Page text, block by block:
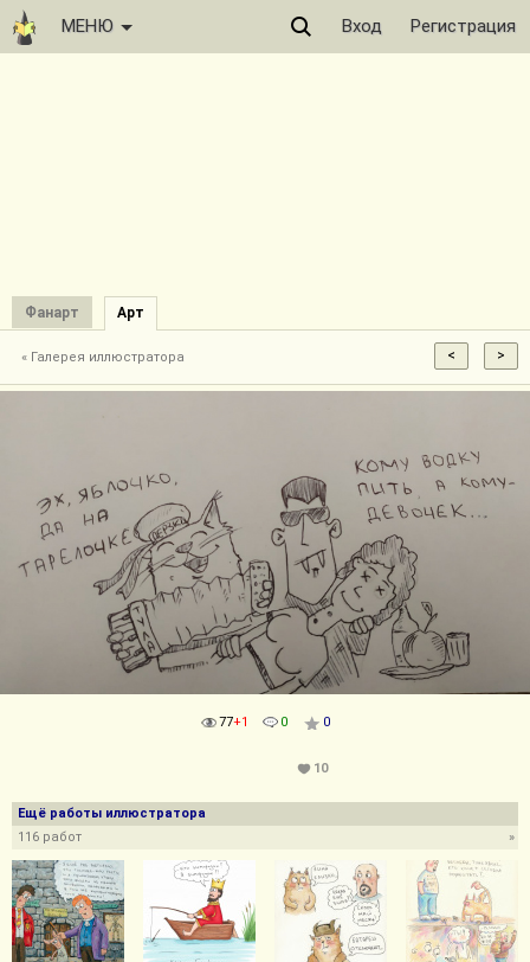
МЕНЮ Вход Регистрация
Фанарт Арт
« Галерея иллюстратора
77+1 0 0
10
Ещё работы иллюстратора
»
116 работ